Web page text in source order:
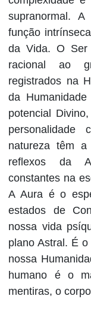
supranormal.
função
da Vida. O Ser
racional ao
registrados na
da
potencial
personalidade
natureza têm
reflexos da
constantes na
A Aura é o
estados de
nossa vida
plano Astral. É
nossa
humano é o
mentiras, o